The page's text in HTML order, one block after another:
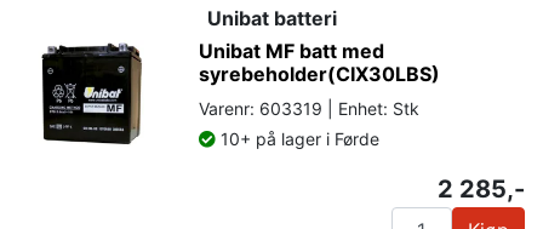
Unibat batteri
Unibat MF batt med
syrebeholder(CIX30LBS)
Varenr: 603319 | Enhet: Stk
10+ på lager i Førde
2 285,-